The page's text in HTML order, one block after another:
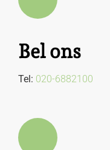
Bel ons
Tel: 020-6882100